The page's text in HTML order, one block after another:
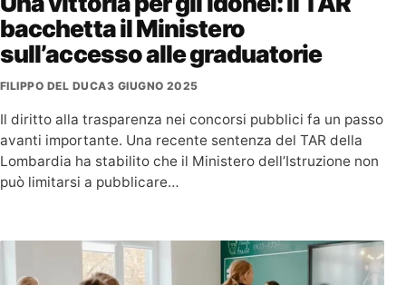
bacchetta il Ministero
sull’accesso alle graduatorie
FILIPPO DEL DUCA3 GIUGNO 2025
Il diritto alla trasparenza nei concorsi pubblici fa un passo
avanti importante. Una recente sentenza del TAR della
Lombardia ha stabilito che il Ministero dell’Istruzione non
può limitarsi a pubblicare…